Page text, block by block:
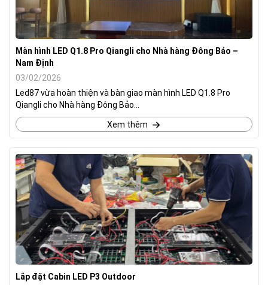
Màn hình LED Q1.8 Pro Qiangli cho Nhà hàng Đông Bảo –
Nam Định
03/02/2026
Led87 vừa hoàn thiện và bàn giao màn hình LED Q1.8 Pro
Qiangli cho Nhà hàng Đông Bảo...
Xem thêm
Lắp đặt Cabin LED P3 Outdoor